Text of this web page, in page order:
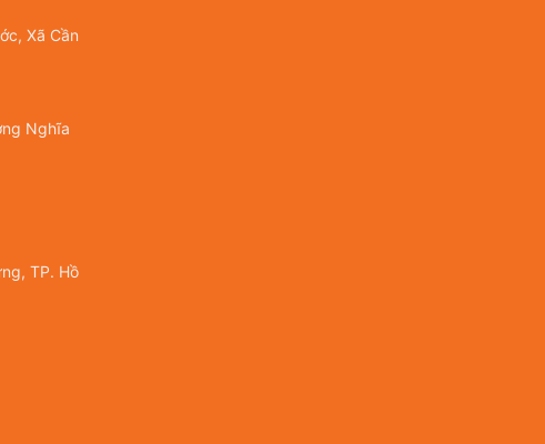
Xã Cần
Nghĩa
TP. Hồ